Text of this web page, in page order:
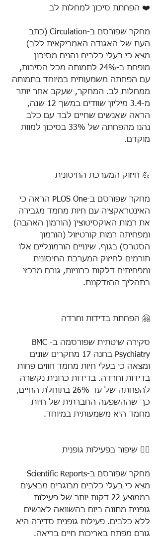
❤️ הפחתת סיכון למחלות לב
מחקר שפורסם ב-Circulation (כתב
העת של האגודה האמריקאית ללב)
מצא כי בעלי כלבים נהנים מסיכון
מופחת ב-24% לתמותה מכל הסיבות,
עם הפחתה משמעותית במיוחד בתמותה
ממחלות לב. המחקר, שעקב אחר יותר
מ-3.4 מיליון שוודים במשך 12 שנה,
הראה שאנשים שחיים לבד עם כלב
נהנו מהפחתה של 33% בסיכון למוות
מוקדם.
💪 חיזוק המערכת החיסונית
מחקר שפורסם ב-PLOS One הראה כי
האינטראקציה עם חיות מחמד מגבירה
את רמות האוקסיטוצין (הורמון האהבה)
ומפחיתה רמות קורטיזול (הורמון
הסטרס) בגוף. שינויים הורמונליים אלו
תורמים לחיזוק המערכת החיסונית
ומפחיתים דלקות כרוניות, גורם מרכזי
בתהליך ההזדקנות.
🤗 הפחתת בדידות וחרדה
סקירה שיטתית שפורסמה ב-BMC
Psychiatry בחנה 17 מחקרים שונים
ומצאה כי בעלי חיות מחמד חווים פחות
בדידות וחרדה. בדידות כרונית נקשרה
להפחתה של עד 26% בתוחלת החיים,
כך שההשפעה החברתית של חיות
מחמד היא משמעותית במיוחד.
🏃‍♀️ שיפור בפעילות גופנית
מצא כי בעלי כלבים מבוגרים מבצעים
בממוצע 22 דקות יותר של פעילות
גופנית מתונה ביום בהשוואה לאנשים
ללא כלבים. פעילות גופנית סדירה היא
גורם מפתח באריכות חיים בריאה.